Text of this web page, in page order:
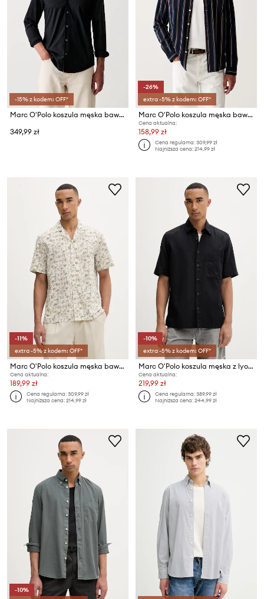
-15% z kodem: OFF*
Marc O'Polo koszula męska bawełniana z elastanem
349,99 zł
-26%
extra -5% z kodem: OFF*
Marc O'Polo koszula męska bawełniana
Cena aktualna:
158,99 zł
Cena regularna:309,99 zł
Najniższa cena:214,99 zł
-11%
extra -5% z kodem: OFF*
Marc O'Polo koszula męska bawełniana
Cena aktualna:
189,99 zł
Cena regularna:309,99 zł
Najniższa cena:214,99 zł
-10%
extra -5% z kodem: OFF*
Marc O'Polo koszula męska z lyocellem
Cena aktualna:
219,99 zł
Cena regularna:389,99 zł
Najniższa cena:244,99 zł
-10%